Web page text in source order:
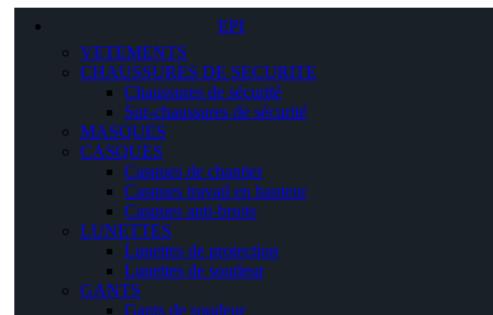
EPI
VETEMENTS
CHAUSSURES DE SECURITE
Chaussures de sécurité
Sur-chaussures de sécurité
MASQUES
CASQUES
Casques de chantier
Casques travail en hauteur
Casques anti-bruits
LUNETTES
Lunettes de protection
Lunettes de soudeur
GANTS
Gants de soudeur